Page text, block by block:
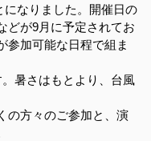
なりました。開催日の
どが9月に予定されてお
参加可能な日程で組ま
暑さはもとより、台風
の方々のご参加と、演